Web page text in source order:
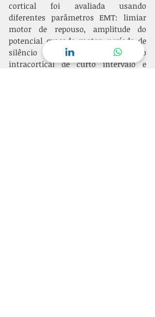
cortical foi avaliada usando
diferentes parâmetros EMT: limiar
motor de repouso, amplitude do
potencial evocado motor, período de
silêncio cortical, inibição
intracortical de curto intervalo e